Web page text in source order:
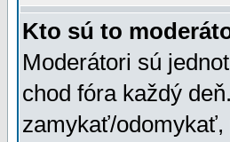
Kto sú to
Moderátori sú
chod fóra každý
zamykať/